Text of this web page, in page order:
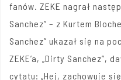
fanów. ZEKE nagrał
Sanchez” – z Kurtem
Sanchez” ukazał się na
ZEKE’a, „Dirty Sanchez”,
cytatu: „Hej, zachowuje